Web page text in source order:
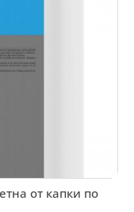
от капки по